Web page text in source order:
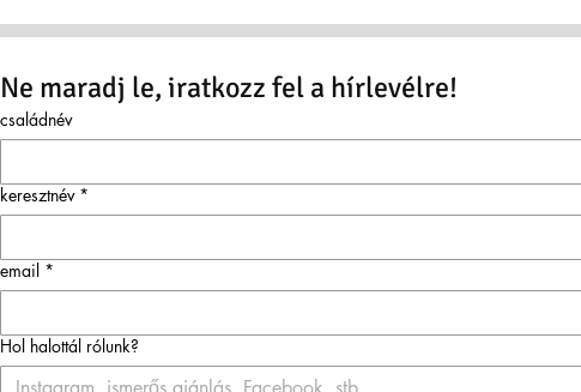
Ne maradj le, iratkozz fel a hírlevélre!
családnév
keresztnév *
email *
Hol halottál rólunk?